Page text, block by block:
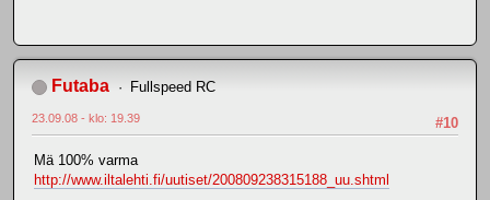
Futaba Fullspeed RC
#10
23.09.08 - klo: 19.39
Mä 100% varma
http://www.iltalehti.fi/uutiset/200809238315188_uu.shtml